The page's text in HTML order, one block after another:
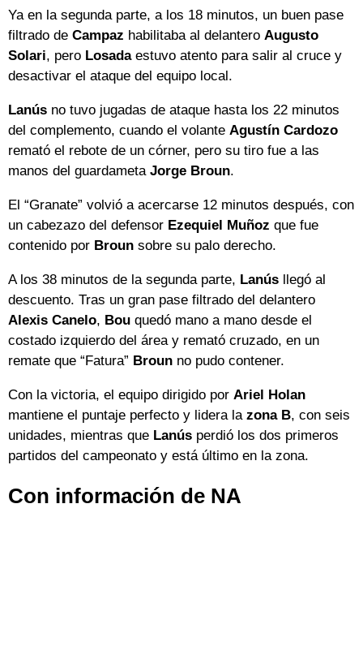
Ya en la segunda parte, a los 18 minutos, un buen pase
filtrado de Campaz habilitaba al delantero Augusto
Solari, pero Losadaestuvo atento para salir al cruce y
desactivar el ataque del equipo local.
Lanús no tuvo jugadas de ataque hasta los 22 minutos
del complemento, cuando el volante Agustín Cardozo
remató el rebote de un córner, pero su tiro fue a las
manos del guardameta Jorge Broun.
El “Granate” volvió a acercarse 12 minutos después, con
un cabezazo del defensor Ezequiel Muñoz que fue
contenido por Broun sobre su palo derecho.
A los 38 minutos de la segunda parte, Lanús llegó al
descuento. Tras un gran pase filtrado del delantero
Alexis Canelo, Bou quedó mano a mano desde el
costado izquierdo del área y remató cruzado, en un
remate que “Fatura” Broun no pudo contener.
Con la victoria, el equipo dirigido por Ariel Holan
mantiene el puntaje perfecto y lidera la zona B, con seis
unidades, mientras que Lanús perdió los dos primeros
partidos del campeonato y está último en la zona.
Con información de NA